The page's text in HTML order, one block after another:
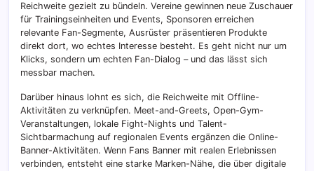
Reichweite gezielt zu bündeln. Vereine gewinnen neue Zuschauer
für Trainingseinheiten und Events, Sponsoren erreichen
relevante Fan-Segmente, Ausrüster präsentieren Produkte
direkt dort, wo echtes Interesse besteht. Es geht nicht nur um
Klicks, sondern um echten Fan-Dialog – und das lässt sich
messbar machen.
Darüber hinaus lohnt es sich, die Reichweite mit Offline-
Aktivitäten zu verknüpfen. Meet-and-Greets, Open-Gym-
Veranstaltungen, lokale Fight-Nights und Talent-
Sichtbarmachung auf regionalen Events ergänzen die Online-
Banner-Aktivitäten. Wenn Fans Banner mit realen Erlebnissen
verbinden, entsteht eine starke Marken-Nähe, die über digitale